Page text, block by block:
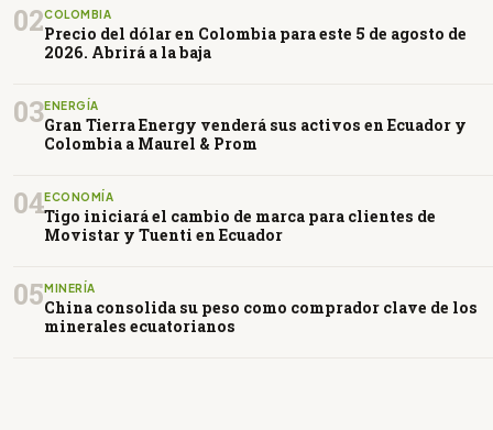
02COLOMBIA
Precio del dólar en Colombia para este 5 de agosto de
2026. Abrirá a la baja
03ENERGÍA
Gran Tierra Energy venderá sus activos en Ecuador y
Colombia a Maurel & Prom
04ECONOMÍA
Tigo iniciará el cambio de marca para clientes de
Movistar y Tuenti en Ecuador
05 MINERÍA
China consolida su peso como comprador clave de los
minerales ecuatorianos